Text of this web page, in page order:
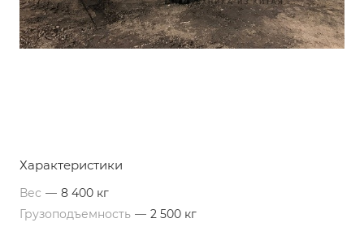
Характеристики
Вес — 8 400 кг
Грузоподъемность — 2 500 кг